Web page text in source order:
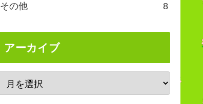
その他 8
アーカイブ